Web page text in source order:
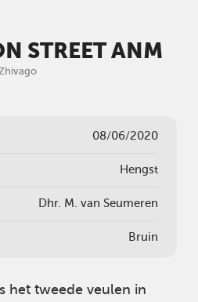
STREET ANM
08/06/2020
Hengst
Dhr. M. van Seumeren
Bruin
het tweede veulen in